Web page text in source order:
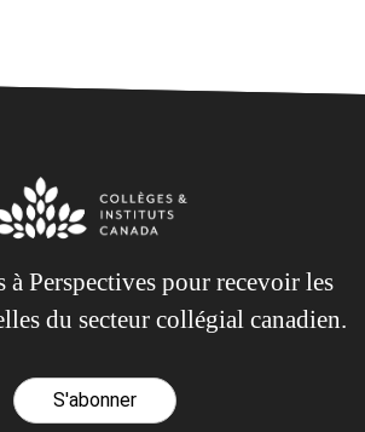
Perspectives pour recevoir les
du secteur collégial canadien.
S'abonner